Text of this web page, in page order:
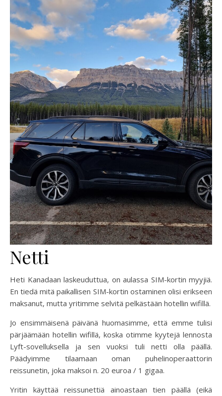
Netti
Heti Kanadaan laskeuduttua, on aulassa SIM-kortin myyjiä.
En tiedä mitä paikallisen SIM-kortin ostaminen olisi erikseen
maksanut, mutta yritimme selvitä pelkästään hotellin wifillä.
Jo ensimmäisenä päivänä huomasimme, että emme tulisi
pärjäämään hotellin wifillä, koska otimme kyytejä lennosta
Lyft-sovelluksella ja sen vuoksi tuli netti olla päällä.
Päädyimme tilaamaan oman puhelinoperaattorin
reissunetin, joka maksoi n. 20 euroa / 1 gigaa.
Yritin käyttää reissunettiä ainoastaan tien päällä (eikä